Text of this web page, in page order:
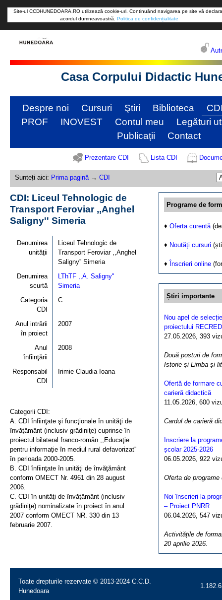
Site-ul CCDHUNEDOARA.RO utilizează cookie-uri. Continuând navigarea pe site vă
acordul dumneavoastră. Politica de confidențialitate
Casa Corpului Didactic
Despre noi Cursuri Ştiri Biblioteca
PROF
INOVEST Contul meu
Legături
Publicații
Contact
Prezentare CDI Lista CDI
Sunteți aici: Prima pagină→ CDI
Programe de
♦ Oferta curentă
♦ Noutăți cursuri
♦ Înscrieri online
Știri importante
Nou apel de
proiectului RECRED
27.05.2026, 393
Două posturi de
Istorie și Limba și
Ofertă de formare
carieră didactică
11.05.2026, 600
Cardul de carieră
Inscriere la
școlar 2025-2026
06.05.2026, 922
Oferta de programe
Noi înscrieri la
– Proiect PNRR
06.04.2026, 547
Activitățile de
20 aprilie 2026.
CDI: Liceul Tehnologic de
Transport Feroviar ,,Anghel
Saligny'' Simeria
Denumirea
unităţii
Liceul Tehnologic de
Transport Feroviar ,,Anghel
Saligny'' Simeria
Denumirea
scurtă
LThTF ,,A. Saligny''
Simeria
Categoria
CDI
C
Anul intrării
în proiect
2007
Anul
înfiinţării
2008
Responsabil
CDI
Irimie Claudia Ioana
Categorii CDI:
A. CDI înfiinţate şi funcţionale în unităţi de
învăţământ (inclusiv grădiniţe) cuprinse în
proiectul bilateral franco-român ,,Educaţie
pentru informaţie în mediul rural defavorizat''
în perioada 2000-2005.
B. CDI înfiinţate în unităţi de învăţământ
conform OMECT Nr. 4961 din 28 august
2006.
C. CDI în unităţi de învăţământ (inclusiv
grădiniţe) nominalizate în proiect în anul
2007 conform OMECT NR. 330 din 13
februarie 2007.
Toate drepturile rezervate © 2013-2024 C.C.D.
Hunedoara